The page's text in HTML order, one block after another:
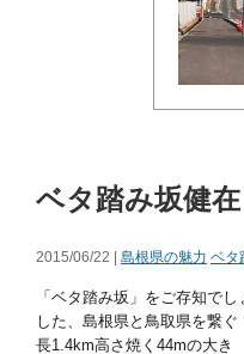
ベタ踏み坂健在
2015/06/22 | 島根県の魅力 ベタ
「ベタ踏み坂」をご存知で
した、島根県と鳥取県を繋
長1.4km高さ焼く44mの大き